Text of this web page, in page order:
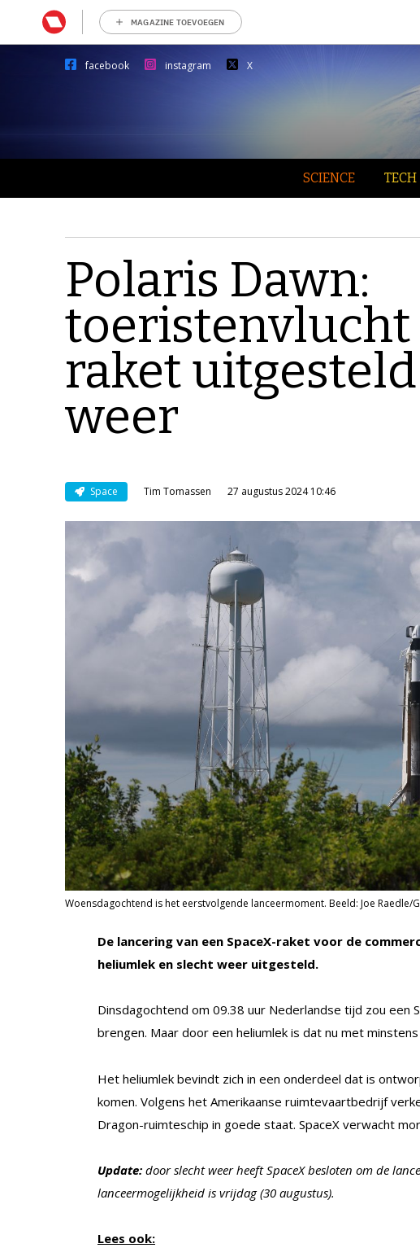
MAGAZINE TOEVOEGEN
facebook instagram X
SCIENCE TECH
Polaris Dawn:
toeristenvlucht
raket
weer
Space Tim Tomassen 27 augustus 2024 10:46
Woensdagochtend is het eerstvolgende lanceermoment. Beeld: Joe Raedle/
De lancering van een SpaceX-raket voor de
heliumlek en slecht weer uitgesteld.
Dinsdagochtend om 09.38 uur Nederlandse tijd zou een
brengen. Maar door een heliumlek is dat nu met
Het heliumlek bevindt zich in een onderdeel dat is
komen. Volgens het Amerikaanse ruimtevaartbedrijf
Dragon-ruimteschip in goede staat. SpaceX verwacht
Update: door slecht weer heeft SpaceX besloten om de
lanceermogelijkheid is vrijdag (30 augustus).
Lees ook: